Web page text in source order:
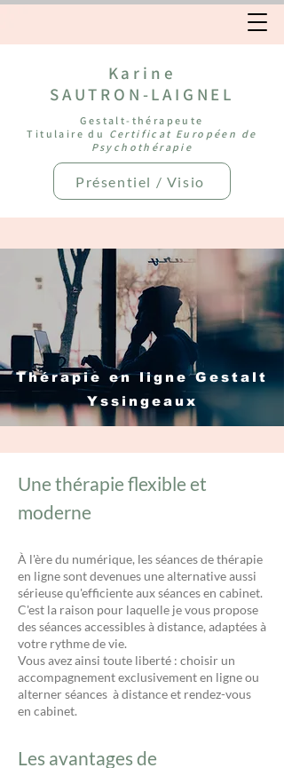
Karine
SAUTRON-LAIGNEL
Gestalt-thérapeute
Titulaire du Certificat Européen de
Psychothérapie
Présentiel / Visio
Thérapie en ligne Gestalt
Yssingeaux
Une thérapie flexible et
moderne
À l'ère du numérique, les séances de thérapie
en ligne sont devenues une alternative aussi
sérieuse qu'efficiente aux séances en cabinet.
C'est la raison pour laquelle je vous propose
des séances accessibles à distance, adaptées à
votre rythme de vie.
Vous avez ainsi toute liberté : choisir un
accompagnement exclusivement en ligne ou
alterner séances à distance et rendez-vous
en cabinet.
Les avantages de